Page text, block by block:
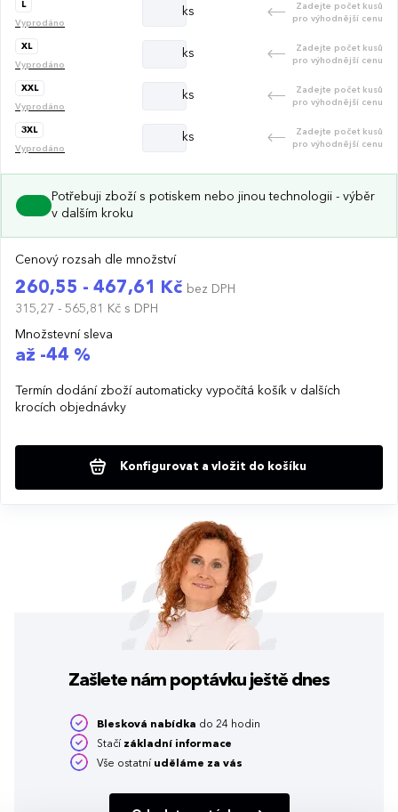
L
Vyprodáno
ks
Zadejte počet kusů
pro výhodnější cenu
XL
Vyprodáno
ks
Zadejte počet kusů
pro výhodnější cenu
XXL
Vyprodáno
ks
Zadejte počet kusů
pro výhodnější cenu
3XL
Vyprodáno
ks
Zadejte počet kusů
pro výhodnější cenu
Potřebuji zboží s potiskem nebo jinou technologii - výběr
v dalším kroku
Cenový rozsah dle množství
260,55 - 467,61 Kč bez DPH
315,27 - 565,81 Kč s DPH
Množstevní sleva
až -44 %
Termín dodání zboží automaticky vypočítá košík v dalších
krocích objednávky
Konfigurovat a vložit do košíku
Zašlete nám poptávku ještě dnes
Blesková nabídka do 24 hodin
Stačí základní informace
Vše ostatní uděláme za vás